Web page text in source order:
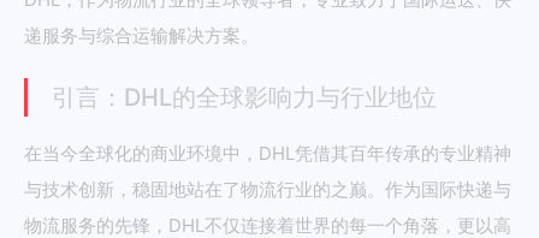
递服务与综合运输解决方案。
引言：DHL的全球影响力与行业地位
在当今全球化的商业环境中，DHL凭借其百年传承的专业精神
与技术创新，稳固地站在了物流行业的之巅。作为国际快递与
物流服务的先锋，DHL不仅连接着世界的每一个角落，更以高